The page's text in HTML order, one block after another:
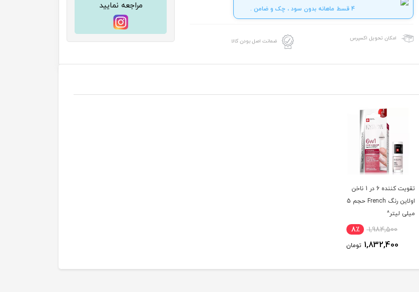
4 قسط ماهانه بدون سود ، چک و ضامن .
امکان تحویل اکسپرس ضمانت اصل بودن کالا
مراجعه نمایید
تقویت کننده 6 در 1 ناخن
اولاین رنگ French حجم 5
میلی لیتر^
1,984,500 8٪
1,832,400 تومان